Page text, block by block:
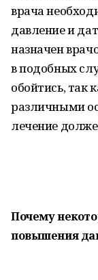
врача
давление и
назначен
в подобных
обойтись, так
различными
лечение
Почему
повышения